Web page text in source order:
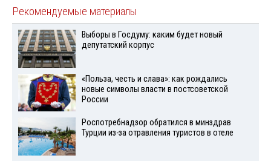
Рекомендуемые материалы
Выборы в Госдуму: каким будет новый
депутатский корпус
«Польза, честь и слава»: как рождались
новые символы власти в постсоветской
России
Роспотребнадзор обратился в минздрав
Турции из-за отравления туристов в отеле